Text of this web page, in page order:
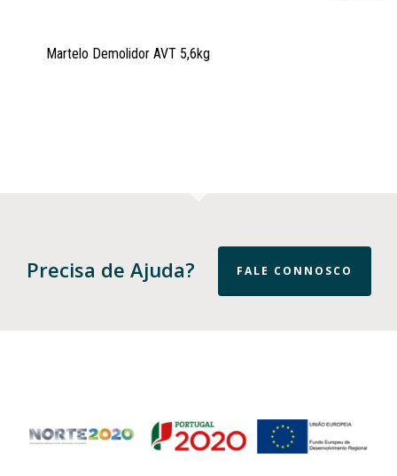
Martelo Demolidor AVT 5,6kg
Precisa de Ajuda? FALE CONNOSCO